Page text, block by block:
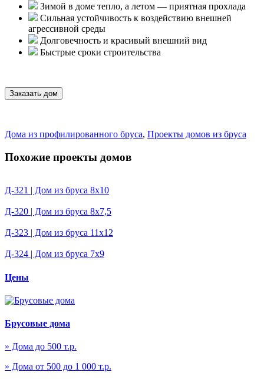
Зимой в доме тепло, а летом — приятная прохлада
Сильная устойчивость к воздействию внешней
агрессивной среды
Долговечность и красивый внешний вид
Быстрые сроки строительства
Заказать дом
Дома из профилированного бруса, Проекты домов из бруса
Похожие проекты домов
Д-321 | Дом из бруса 8х10
Д-320 | Дом из бруса 8х7,5
Д-323 | Дом из бруса 11х12
Д-324 | Дом из бруса 7х9
Цены
Брусовые дома
» Дома до 500 т.р.
» Дома от 500 до 1 000 т.р.